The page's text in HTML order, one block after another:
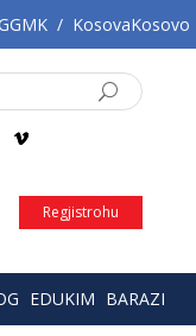
/ KosovaKosovo
Regjistrohu
EDUKIM BARAZI